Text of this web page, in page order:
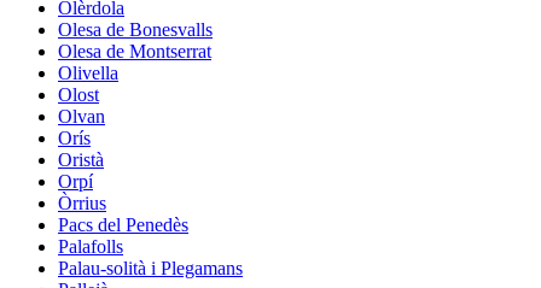
Olèrdola
Olesa de Bonesvalls
Olesa de Montserrat
Olivella
Olost
Olvan
Orís
Oristà
Orpí
Òrrius
Pacs del Penedès
Palafolls
Palau-solità i Plegamans